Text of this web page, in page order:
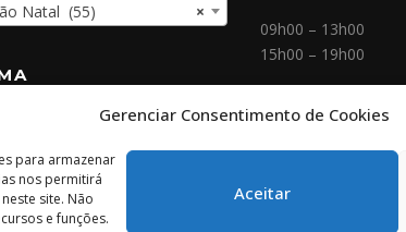
Gerenciar Consentimento de Cookies
para armazenar
nos permitirá
site. Não
e funções.
Aceitar
×
Natal (55)
09h00 – 13h00
15h00 – 19h00